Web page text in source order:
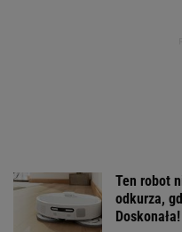
Ten robot
odkurza,
Doskonała!